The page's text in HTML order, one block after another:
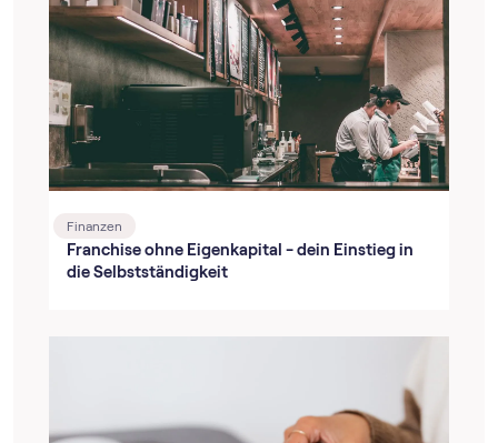
Finanzen
Franchise ohne Eigenkapital - dein Einstieg in
die Selbstständigkeit